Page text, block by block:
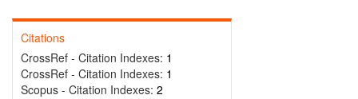
Citations
CrossRef - Citation Indexes: 1
CrossRef - Citation Indexes: 1
Scopus - Citation Indexes: 2